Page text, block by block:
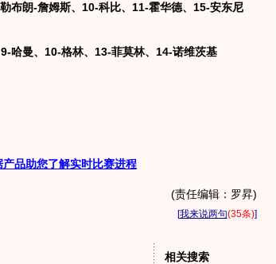
布朗-詹姆斯、10-科比、11-霍华德、15-安东尼
哈曼、10-格林、13-菲莫林、14-诺维茨基
品助您了解实时比赛进程
(责任编辑：罗昇)
[我来说两句(35条)]
相关搜索